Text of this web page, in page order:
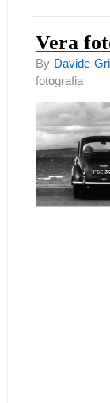
Vera
By Davide
fotografia